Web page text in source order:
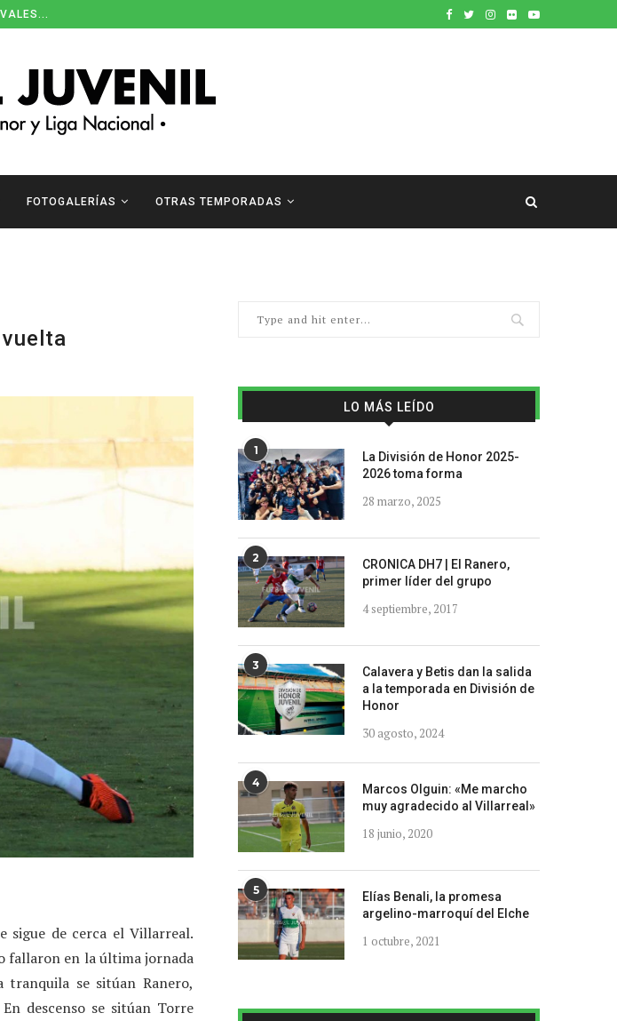
FOTOGALERÍAS OTRAS TEMPORADAS
sigue de cerca el Villarreal.
fallaron en la última jornada
se sitúan Ranero,
descenso se sitúan Torre
LO MÁS LEÍDO
1
La División de Honor 2025-
2026 toma forma
28 marzo, 2025
2
CRONICA DH7 | El Ranero,
primer líder del grupo
4 septiembre, 2017
3
Calavera y Betis dan la salida
a la temporada en División de
Honor
30 agosto, 2024
4
Marcos Olguin: «Me marcho
muy agradecido al Villarreal»
18 junio, 2020
5
Elías Benali, la promesa
argelino-marroquí del Elche
1 octubre, 2021